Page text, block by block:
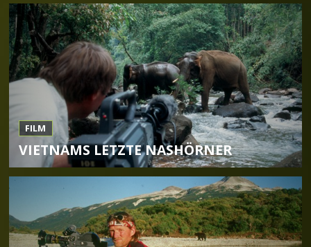
FILM
VIETNAMS LETZTE NASHÖRNER